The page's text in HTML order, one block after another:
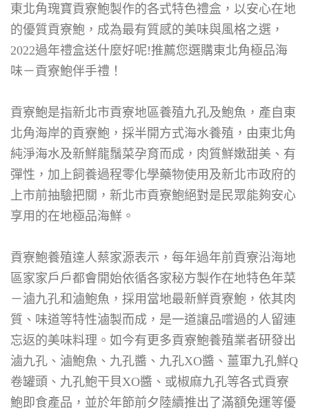
東北角瑰寶貢寮鮑製作的各式特色禮盒，以安心在地
的優質貢寮鮑，成為最有質感的美味與風格之選，
2022過年禮盒送什麼好呢!推薦您選購東北角極品海
味－貢寮鮑伴手禮！
貢寮鮑是指新北市貢寮地區養殖九孔及鮑魚，產自東
北角海岸的貢寮鮑，採半開方式海水養殖，由東北角
純淨海水及新鮮龍鬚菜孕育而成，肉質鮮嫩甜美、有
彈性，加上飼養過程零化學藥物使用及新北市政府的
上市前抽驗把關，新北市貢寮鮑絕對是民眾能夠安心
享用的在地極品海鮮。
貢寮鮑養殖達人蔡家源表示，每年過年前貢寮沿海地
區家家戶戶都會開始依循各家秘方製作在地特色年菜
－滷九孔和滷鮑魚，採用當地最新鮮貢寮鮑，依其肉
質、味道等特性滷製而成，是一道讓品嚐過的人留連
忘返的美味料理。如今有更多貢寮鮑養殖業者研發出
滷九孔、滷鮑魚、九孔醬、九孔XO醬、薑軍九孔鮮Q
卷罐頭、九孔鮑干貝XO醬、或椒麻九孔等各式貢寮
鮑即食產品，並於年節前夕陸續推出了滿額免運等優